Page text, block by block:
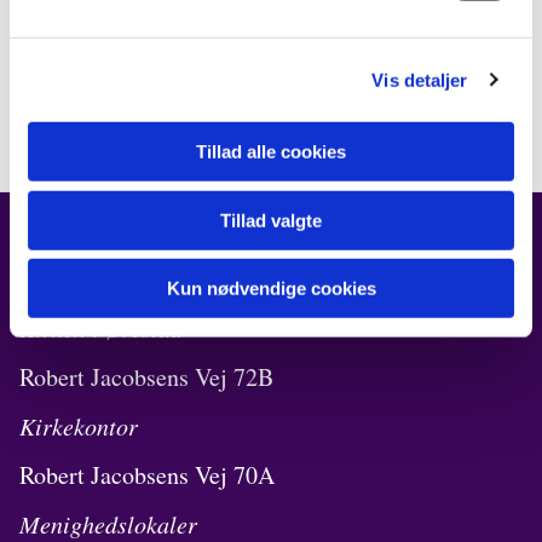
Vis detaljer
Tillad alle cookies
Tillad valgte
Kun nødvendige cookies
Kirken i Ørestad
Robert Jacobsens Vej 72B
Kirkekontor
Robert Jacobsens Vej 70A
Menighedslokaler